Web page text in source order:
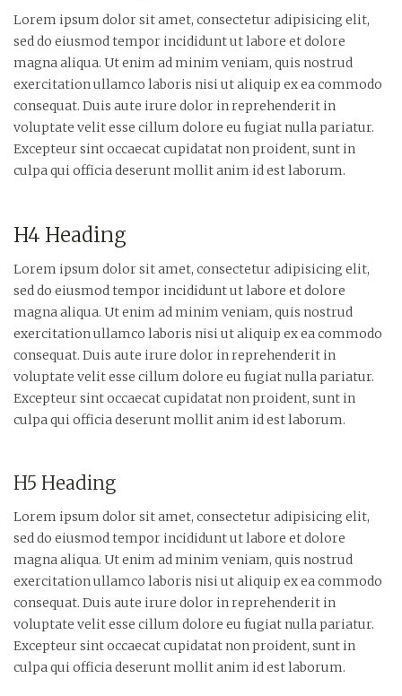
Lorem ipsum dolor sit amet, consectetur adipisicing elit,
sed do eiusmod tempor incididunt ut labore et dolore
magna aliqua. Ut enim ad minim veniam, quis nostrud
exercitation ullamco laboris nisi ut aliquip ex ea commodo
consequat. Duis aute irure dolor in reprehenderit in
voluptate velit esse cillum dolore eu fugiat nulla pariatur.
Excepteur sint occaecat cupidatat non proident, sunt in
culpa qui officia deserunt mollit anim id est laborum.
H4 Heading
Lorem ipsum dolor sit amet, consectetur adipisicing elit,
sed do eiusmod tempor incididunt ut labore et dolore
magna aliqua. Ut enim ad minim veniam, quis nostrud
exercitation ullamco laboris nisi ut aliquip ex ea commodo
consequat. Duis aute irure dolor in reprehenderit in
voluptate velit esse cillum dolore eu fugiat nulla pariatur.
Excepteur sint occaecat cupidatat non proident, sunt in
culpa qui officia deserunt mollit anim id est laborum.
H5 Heading
Lorem ipsum dolor sit amet, consectetur adipisicing elit,
sed do eiusmod tempor incididunt ut labore et dolore
magna aliqua. Ut enim ad minim veniam, quis nostrud
exercitation ullamco laboris nisi ut aliquip ex ea commodo
consequat. Duis aute irure dolor in reprehenderit in
voluptate velit esse cillum dolore eu fugiat nulla pariatur.
Excepteur sint occaecat cupidatat non proident, sunt in
culpa qui officia deserunt mollit anim id est laborum.